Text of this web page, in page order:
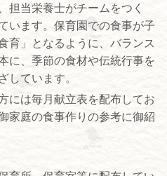
当栄養士がチームをつく
います。保育園での食事が子
育」となるように、バランス
に、季節の食材や伝統行事を
しています。
には毎月献立表を配布してお
家庭の食事作りの参考に御紹